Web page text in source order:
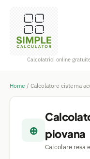
Calcolatrici online
Home / Calcolatore cisterna
⊕ piovana
Calcolare resa